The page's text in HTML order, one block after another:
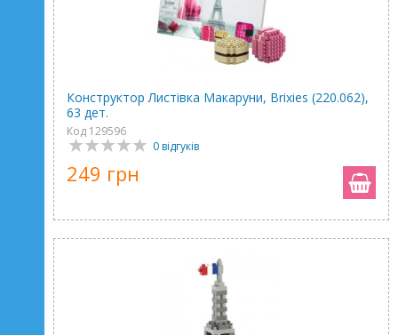
Конструктор Листівка Макаруни, Brixies (220.062),
63 дет.
Код 129596
0 відгуків
249 грн